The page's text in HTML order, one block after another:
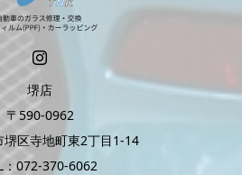
堺店
〒590-0962
堺区寺地町東2丁目1-14
：072-370-6062